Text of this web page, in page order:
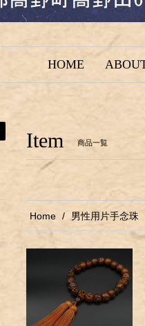
HOME
Item 商品一覧
Home 男性用片手念珠